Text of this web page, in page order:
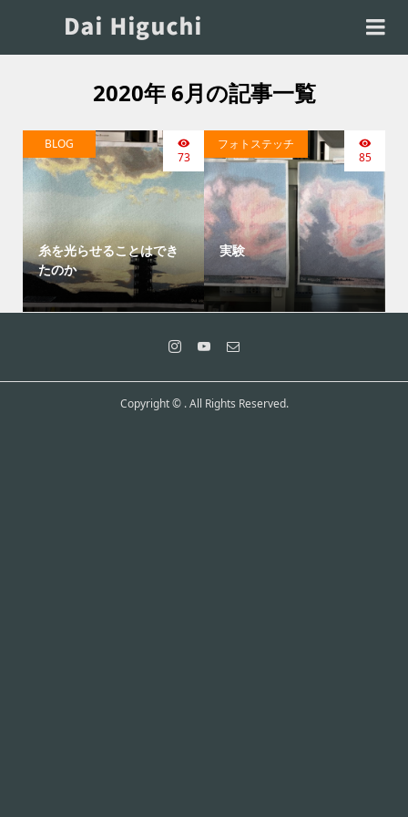
2020年 6月の記事一覧
糸を光らせることはでき
たのか
BLOG
73
実験
フォトステッチ
85
Copyright ©. All Rights Reserved.